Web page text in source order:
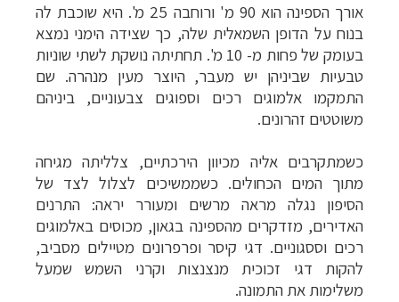
אורך הספינה הוא 90 מ' ורוחבה 25 מ'. היא שוכבת לה
בנוח על הדופן השמאלית שלה, כך שצידה הימני נמצא
בעומק של פחות מ- 10 מ'. תחתיתה נושקת לשתי שוניות
טבעיות שביניהן יש מעבר, היוצר מעין מנהרה. שם
התמקמו אלמוגים רכים וספוגים צבעוניים, ביניהם
משוטטים זהרונים.
כשמתקרבים אליה מכיוון הירכתיים, צלליתה מגיחה
מתוך המים הכחולים. כשממשיכים לצלול לצד של
הסיפון נגלה מראה מרשים ומעורר יראה: התרנים
האדירים, מזדקרים מהספינה בגאון, מכוסים באלמוגים
רכים וססגוניים. דגי קיסר ופרפרונים מטיילים מסביב,
להקות דגי זכוכית מנצנצות וקרני השמש שמעל
משלימות את התמונה.